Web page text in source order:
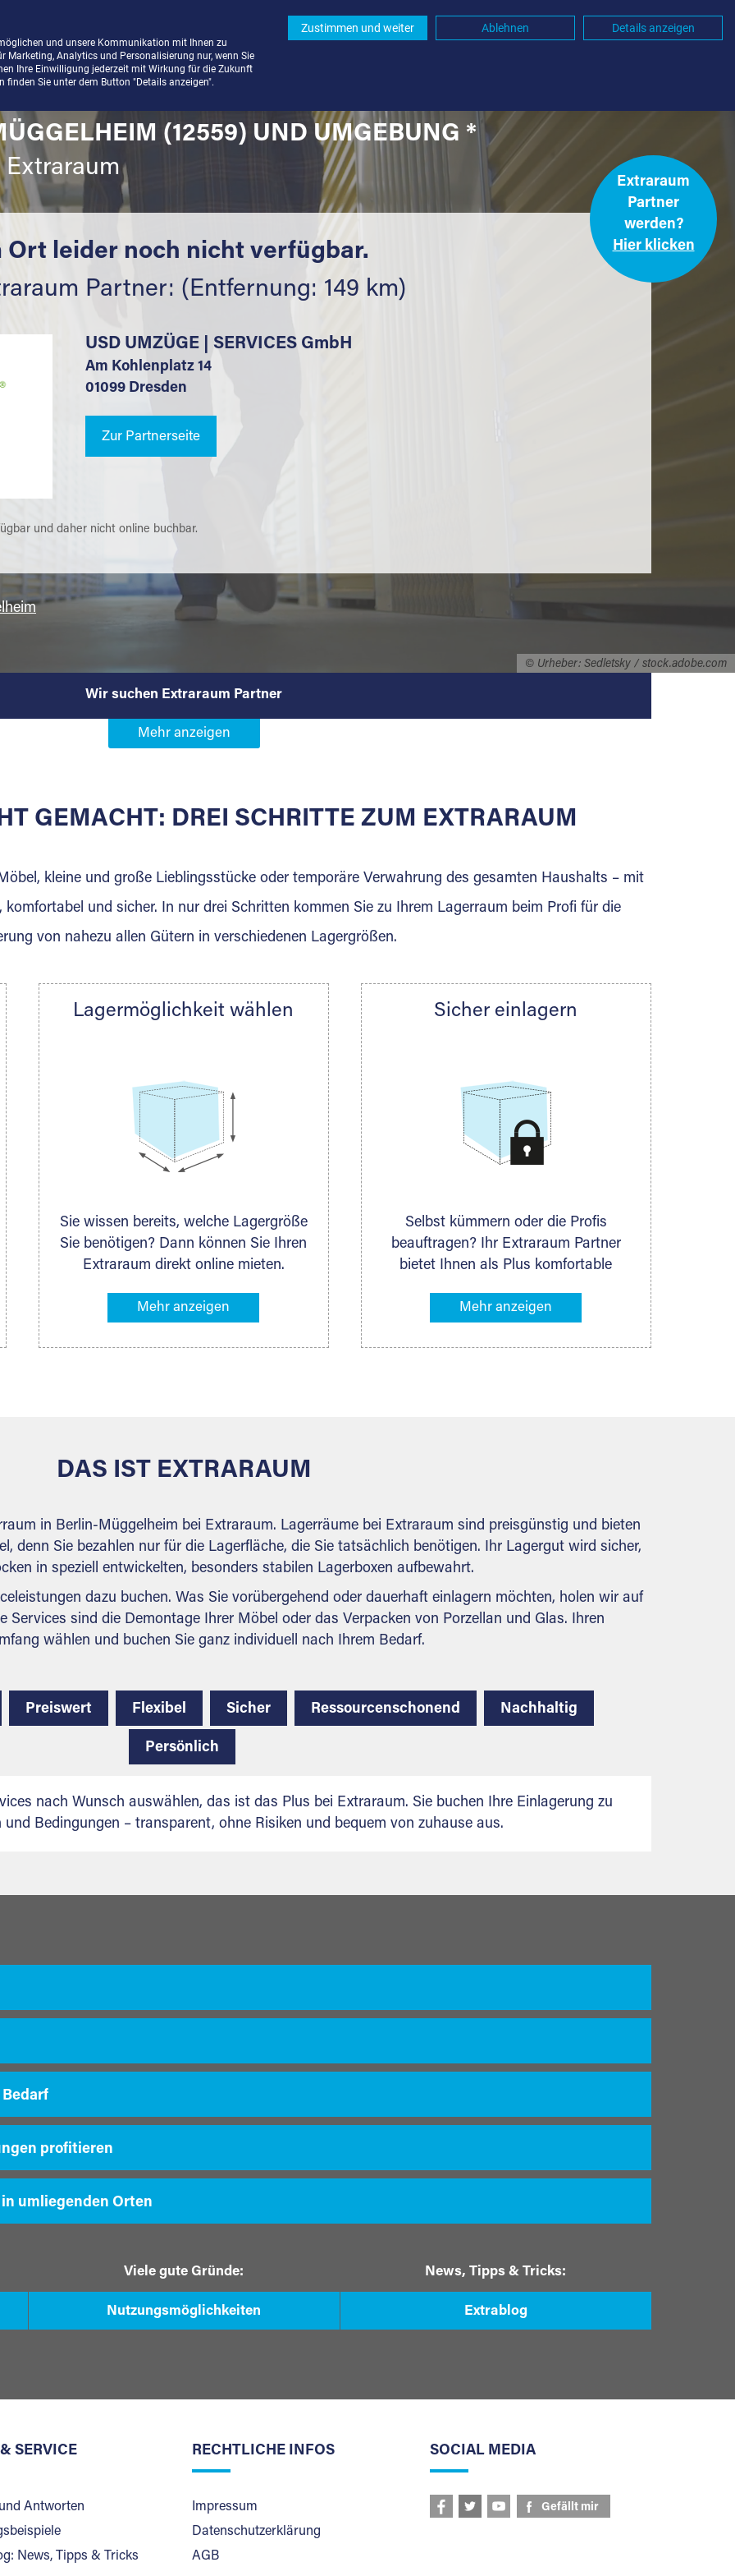
© Urheber: Sedletsky / stock.adobe.com
(12559) UND UMGEBUNG *
Extraraum
Partner
werden?
Hier klicken
Ort leider noch nicht verfügbar.
Partner: (Entfernung: 149 km)
USD UMZÜGE | SERVICES GmbH
Am Kohlenplatz 14
01099 Dresden
Zur Partnerseite
und daher nicht online buchbar.
Wir suchen Extraraum Partner
Partner in
für die Einlagerung von Umzugsgut gebaut wurde? Werden Sie jetzt Extraraum Partner und
Ihre Nachricht.
GEMACHT: DREI SCHRITTE ZUM EXTRARAUM
kleine und große Lieblingsstücke oder temporäre Verwahrung des gesamten Haushalts – mit
und sicher. In nur drei Schritten kommen Sie zu Ihrem Lagerraum beim Profi für die
von nahezu allen Gütern in verschiedenen Lagergrößen.
Lagermöglichkeit wählen
Sie wissen bereits, welche Lagergröße
Sie benötigen? Dann können Sie Ihren
Extraraum direkt online mieten.
Lagerliste die entsprechenden
möchten – das Volumen wird sofort
weiteren Fragen, die Sie haben.
Sicher einlagern
Selbst kümmern oder die Profis
beauftragen? Ihr Extraraum Partner
bietet Ihnen als Plus komfortable
besonders bequem machen. Dazu
Lieferung von Packmaterial sowie
DAS IST EXTRARAUM
in Berlin-Müggelheim bei Extraraum. Lagerräume bei Extraraum sind preisgünstig und bieten
denn Sie bezahlen nur für die Lagerfläche, die Sie tatsächlich benötigen. Ihr Lagergut wird sicher,
in speziell entwickelten, besonders stabilen Lagerboxen aufbewahrt.
dazu buchen. Was Sie vorübergehend oder dauerhaft einlagern möchten, holen wir auf
Services sind die Demontage Ihrer Möbel oder das Verpacken von Porzellan und Glas. Ihren
wählen und buchen Sie ganz individuell nach Ihrem Bedarf.
Preiswert Flexibel Sicher Ressourcenschonend Nachhaltig
Persönlich
nach Wunsch auswählen, das ist das Plus bei Extraraum. Sie buchen Ihre Einlagerung zu
und Bedingungen – transparent, ohne Risiken und bequem von zuhause aus.
Bedarf
profitieren
umliegenden Orten
Viele gute Gründe:
Nutzungsmöglichkeiten
News, Tipps & Tricks:
Extrablog
SERVICE
Antworten
News, Tipps & Tricks
RECHTLICHE INFOS
Impressum
Datenschutzerklärung
AGB
SOCIAL MEDIA
Gefällt mir
und unsere Kommunikation mit Ihnen zu
Marketing, Analytics und Personalisierung nur, wenn Sie
Ihre Einwilligung jederzeit mit Wirkung für die Zukunft
Sie unter dem Button "Details anzeigen".
Zustimmen und weiter Ablehnen Details anzeigen